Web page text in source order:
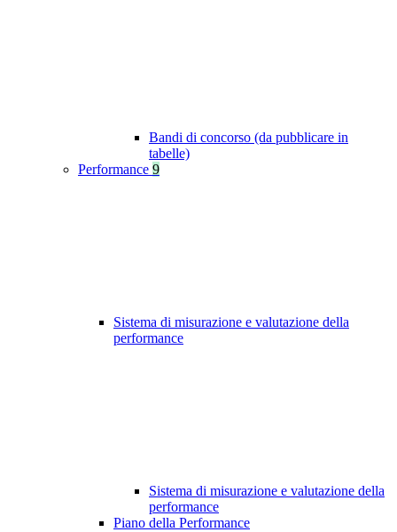
Bandi di concorso (da pubblicare in
tabelle)
Performance 9
Sistema di misurazione e valutazione della
performance
Sistema di misurazione e valutazione della
performance
Piano della Performance